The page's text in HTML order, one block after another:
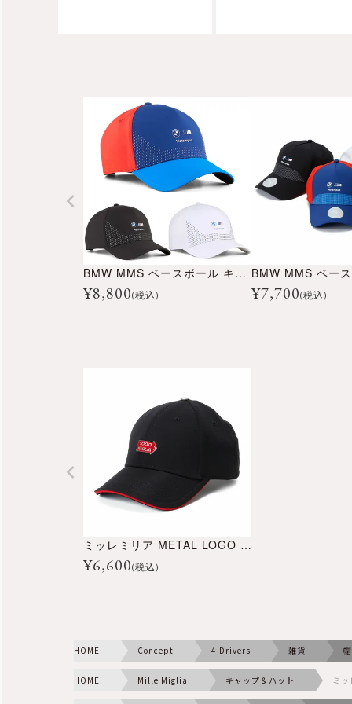
BMW MMS ベースボール キャップ
¥8,800(税込) ¥7,700(税込)
ミッレミリア METAL LOGO ベースボールキャップ
¥6,600(税込)
HOME Concept 4 Drivers 雑貨
HOME Mille Miglia キャップ＆ハット ミ